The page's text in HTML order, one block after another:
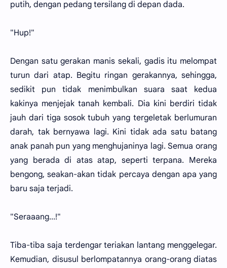
putih, dengan pedang tersilang di depan dada.
"Hup!"
Dengan satu gerakan manis sekali, gadis itu melompat
turun dari atap. Begitu ringan gerakannya, sehingga,
sedikit pun tidak menimbulkan suara saat kedua
kakinya menjejak tanah kembali. Dia kini berdiri tidak
jauh dari tiga sosok tubuh yang tergeletak berlumuran
darah, tak bernyawa lagi. Kini tidak ada satu batang
anak panah pun yang menghujaninya lagi. Semua orang
yang berada di atas atap, seperti terpana. Mereka
bengong, seakan-akan tidak percaya dengan apa yang
baru saja terjadi.
"Seraaang...!"
Tiba-tiba saja terdengar teriakan lantang menggelegar.
Kemudian, disusul berlompatannya orang-orang diatas